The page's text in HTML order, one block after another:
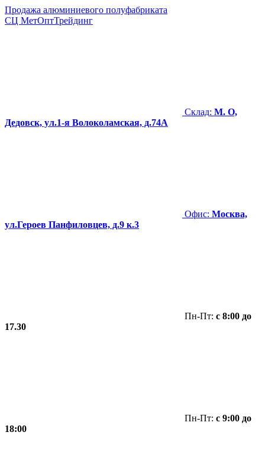
Продажа алюминиевого полуфабриката
СЦ МетОптТрейдинг
Склад: М. О,
Дедовск, ул.1-я Волоколамская, д.74А
Офис: Москва,
ул.Героев Панфиловцев, д.9 к.3
Пн-Пт: с 8:00 до
17.30
Пн-Пт: с 9:00 до
18:00